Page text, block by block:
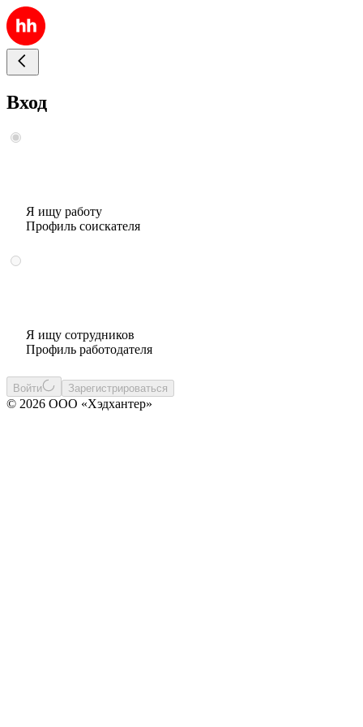
Вход
Я ищу работу
Профиль соискателя
Я ищу сотрудников
Профиль работодателя
Войти Зарегистрироваться
© 2026 ООО «Хэдхантер»